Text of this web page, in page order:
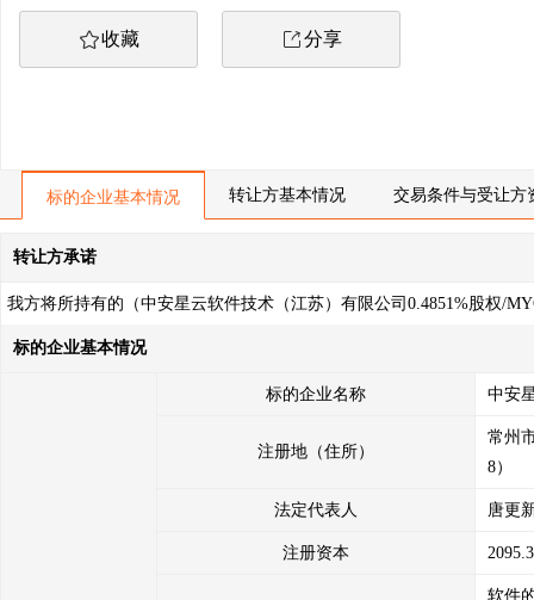
收藏 分享
标的企业基本情况 转让方基本情况 交易条件与受让方
转让方承诺
我方将所持有的（中安星云软件技术（江苏）有限公司0.4851%股权/
1、本次转让是我方真实意思表示，转让标的权属清晰，除已披露的
2、本次转让已履行了相应程序，经过有效的内部决策，并获得相应批
4、我方在交易过程中自愿遵守有关法律法规和山东产权交易中心相关
6、我方已按照法律法规及山东产权交易中心相关规定，履行通知及征
7、我方承诺确定受让方后按照约定与受让方签订《产权交易合同》，
标的企业基本情况
标的企业名称 中安
注册地（住所）
常州
8）
法定代表人 唐更
注册资本
软件